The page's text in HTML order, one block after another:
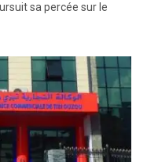
sa percée sur le